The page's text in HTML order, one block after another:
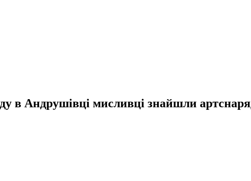
в Андрушівці мисливці знайшли